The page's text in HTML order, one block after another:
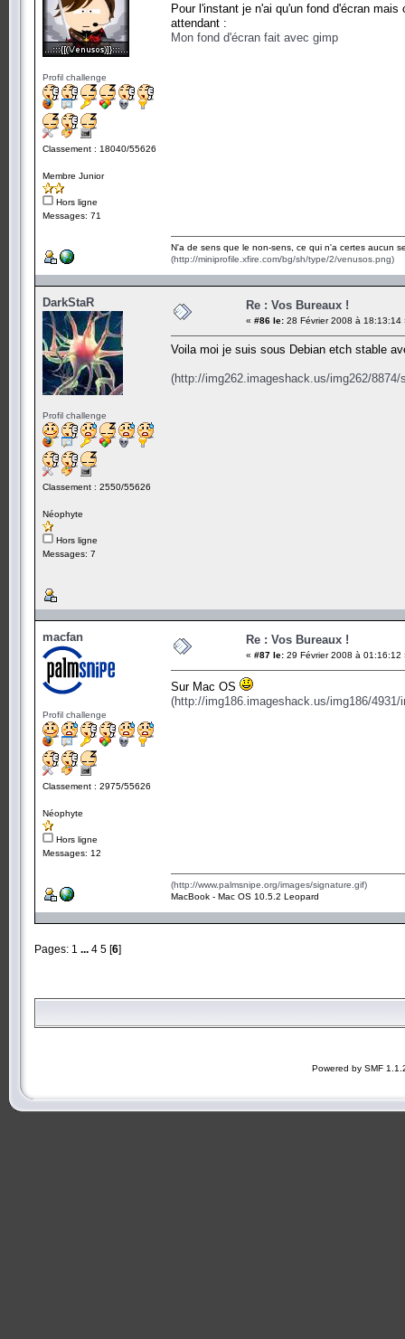
Profil challenge
Classement : 18040/55626
Membre Junior
Hors ligne
Messages: 71
Pour l'instant je n'ai qu'un fond d'écran
attendant :
Mon fond d'écran fait avec gimp
N'a de sens que le non-sens, ce qui n'a certes aucun
(http://miniprofile.xfire.com/bg/sh/type/2/venusos.png)
DarkStaR
Profil challenge
Classement : 2550/55626
Néophyte
Hors ligne
Messages: 7
Re : Vos Bureaux !
« #86 le: 28 Février 2008 à 18:13:14
Voila moi je suis sous Debian etch stable
(http://img262.imageshack.us/img262/8874/
macfan
Profil challenge
Classement : 2975/55626
Néophyte
Hors ligne
Messages: 12
Re : Vos Bureaux !
« #87 le: 29 Février 2008 à 01:16:12
Sur Mac OS
(http://img186.imageshack.us/img186/4931/
(http://www.palmsnipe.org/images/signature.gif)
MacBook - Mac OS 10.5.2 Leopard
Pages: 1 ... 4 5 [6]
Powered by SMF